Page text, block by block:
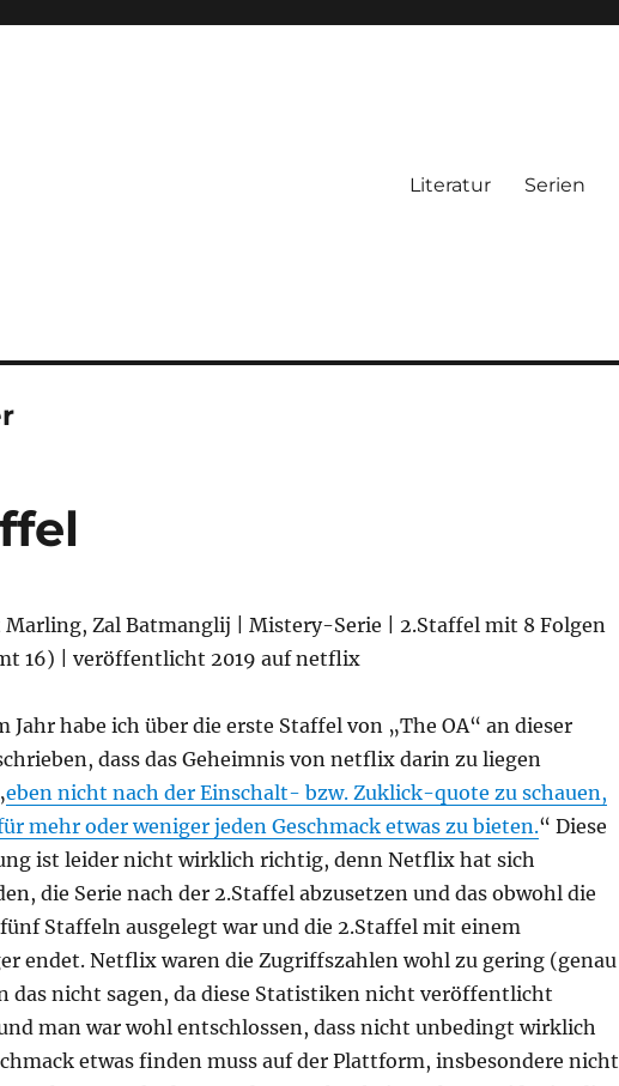
Literatur Serien
Marling, Zal Batmanglij | Mistery-Serie | 2.Staffel mit 8 Folgen
16) | veröffentlicht 2019 auf netflix
Jahr habe ich über die erste Staffel von „The OA“ an dieser
dass das Geheimnis von netflix darin zu liegen
eben nicht nach der Einschalt- bzw. Zuklick-quote zu schauen,
mehr oder weniger jeden Geschmack etwas zu bieten.“ Diese
ist leider nicht wirklich richtig, denn Netflix hat sich
die Serie nach der 2.Staffel abzusetzen und das obwohl die
Staffeln ausgelegt war und die 2.Staffel mit einem
endet. Netflix waren die Zugriffszahlen wohl zu gering (genau
das nicht sagen, da diese Statistiken nicht veröffentlicht
man war wohl entschlossen, dass nicht unbedingt wirklich
etwas finden muss auf der Plattform, insbesondere nicht